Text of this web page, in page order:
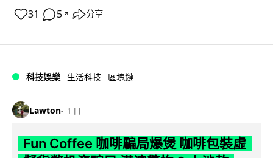
31 5 ↗ 分享
科技娛樂 生活科技 區塊鏈
Lawton 1 日
Fun Coffee 咖啡騙局爆煲 咖啡包裝虛